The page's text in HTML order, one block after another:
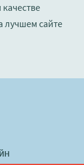
лучшем сайте